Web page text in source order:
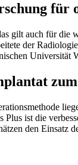
für
gilt auch für die
der
Universität
Plus ist die
den Einsatz